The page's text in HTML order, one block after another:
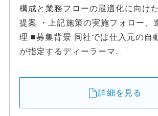
構成と業務フローの最適化に向け
提案 ・上記施策の実施フォロー、
理 ■募集背景 同社では仕入元の自
が指定するディーラーマ...
詳細を見る